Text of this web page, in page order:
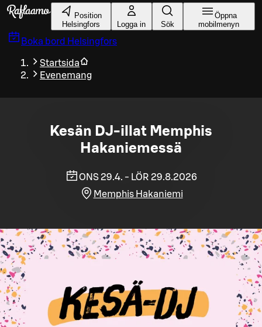
Gå till huvudinnehållet
Position
Helsingfors
Logga in Sök
Öppna
mobilmenyn
Boka bord Helsingfors
Startsida
Evenemang
Kesän DJ-illat Memphis
Hakaniemessä
ONS 29.4. - LÖR 29.8.2026
Memphis Hakaniemi